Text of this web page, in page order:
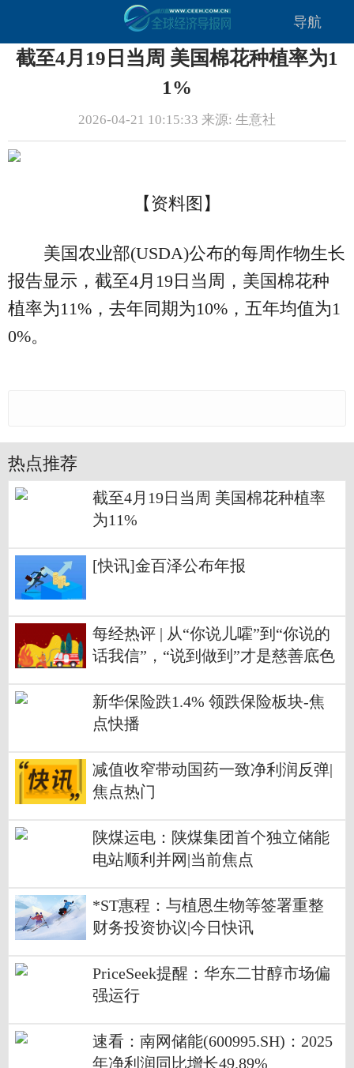
导航
截至4月19日当周 美国棉花种植率为1
1%
2026-04-21 10:15:33 来源: 生意社
【资料图】
美国农业部(USDA)公布的每周作物生长
报告显示，截至4月19日当周，美国棉花种
植率为11%，去年同期为10%，五年均值为1
0%。
热点推荐
截至4月19日当周 美国棉花种植率
为11%
[快讯]金百泽公布年报
每经热评 | 从“你说儿嚯”到“你说的
话我信”，“说到做到”才是慈善底色
新华保险跌1.4% 领跌保险板块-焦
点快播
减值收窄带动国药一致净利润反弹|
焦点热门
陕煤运电：陕煤集团首个独立储能
电站顺利并网|当前焦点
*ST惠程：与植恩生物等签署重整
财务投资协议|今日快讯
PriceSeek提醒：华东二甘醇市场偏
强运行
速看：南网储能(600995.SH)：2025
年净利润同比增长49.89%